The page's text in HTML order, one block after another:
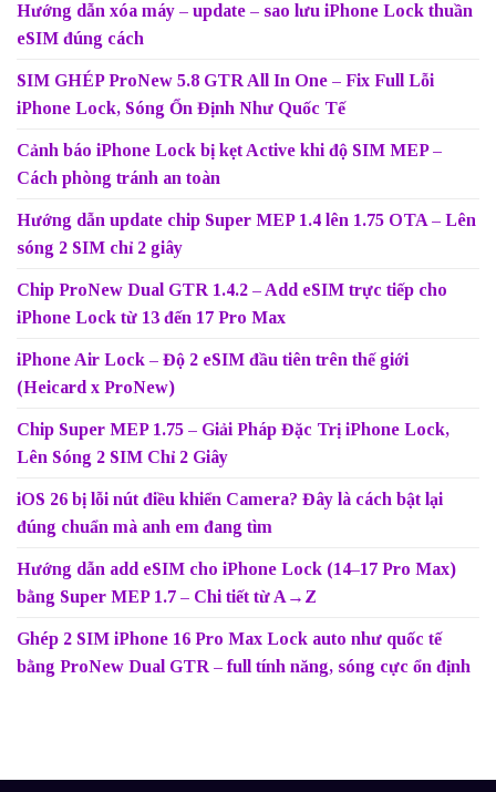
Hướng dẫn xóa máy – update – sao lưu iPhone Lock thuần
eSIM đúng cách
SIM GHÉP ProNew 5.8 GTR All In One – Fix Full Lỗi
iPhone Lock, Sóng Ổn Định Như Quốc Tế
Cảnh báo iPhone Lock bị kẹt Active khi độ SIM MEP –
Cách phòng tránh an toàn
Hướng dẫn update chip Super MEP 1.4 lên 1.75 OTA – Lên
sóng 2 SIM chỉ 2 giây
Chip ProNew Dual GTR 1.4.2 – Add eSIM trực tiếp cho
iPhone Lock từ 13 đến 17 Pro Max
iPhone Air Lock – Độ 2 eSIM đầu tiên trên thế giới
(Heicard x ProNew)
Chip Super MEP 1.75 – Giải Pháp Đặc Trị iPhone Lock,
Lên Sóng 2 SIM Chỉ 2 Giây
iOS 26 bị lỗi nút điều khiển Camera? Đây là cách bật lại
đúng chuẩn mà anh em đang tìm
Hướng dẫn add eSIM cho iPhone Lock (14–17 Pro Max)
bằng Super MEP 1.7 – Chi tiết từ A→Z
Ghép 2 SIM iPhone 16 Pro Max Lock auto như quốc tế
bằng ProNew Dual GTR – full tính năng, sóng cực ổn định